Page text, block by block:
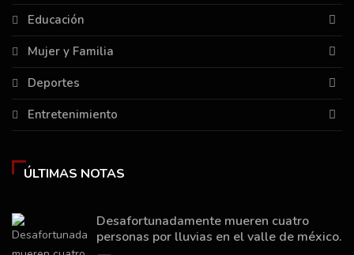
Educación
Mujer y Familia
Deportes
Entretenimiento
ÚLTIMAS NOTAS
Desafortunadamente mueren cuatro
personas por lluvias en el valle de méxico.